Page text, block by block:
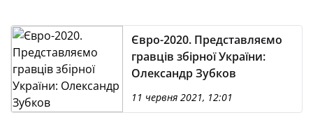
Євро-2020. Представляємо
гравців збірної України:
Олександр Зубков
11 червня 2021, 12:01